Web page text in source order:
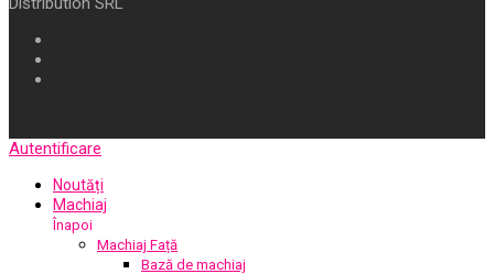
Autentificare
Noutăți
Machiaj
Înapoi
Machiaj Față
Bază de machiaj